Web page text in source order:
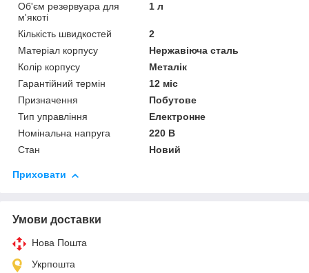
Об'єм резервуара для
м'якоті
1 л
Кількість швидкостей
2
Матеріал корпусу
Нержавіюча сталь
Колір корпусу
Металік
Гарантійний термін
12 міс
Призначення
Побутове
Тип управління
Електронне
Номінальна напруга
220 В
Стан
Новий
Приховати
Умови доставки
Нова Пошта
Укрпошта